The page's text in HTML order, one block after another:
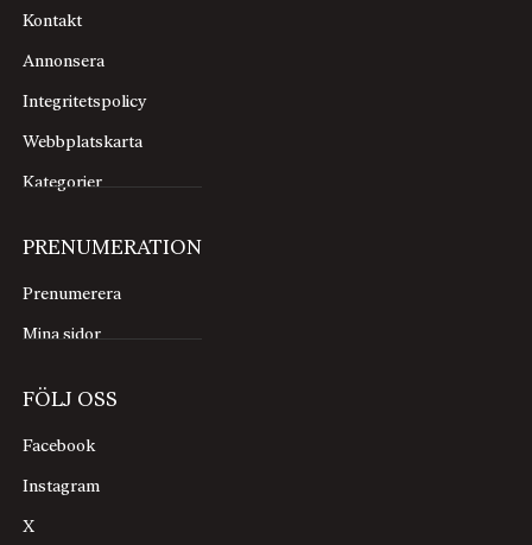
Kontakt
Annonsera
Integritetspolicy
Webbplatskarta
Kategorier
PRENUMERATION
Prenumerera
Mina sidor
FÖLJ OSS
Facebook
Instagram
X